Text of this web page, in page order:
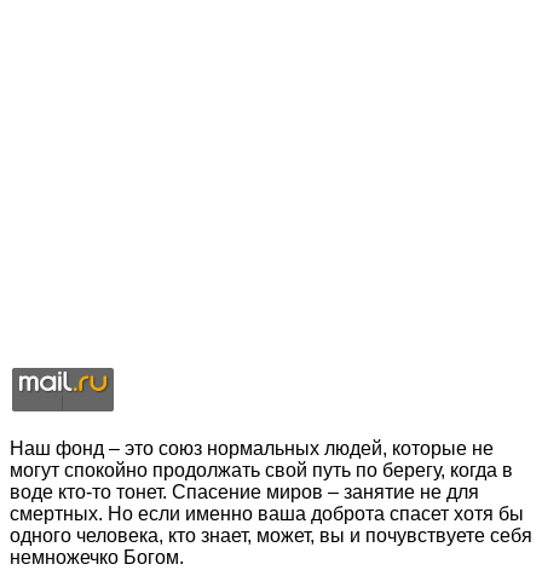
Наш фонд – это союз нормальных людей, которые не
могут спокойно продолжать свой путь по берегу, когда в
воде кто-то тонет. Спасение миров – занятие не для
смертных. Но если именно ваша доброта спасет хотя бы
одного человека, кто знает, может, вы и почувствуете себя
немножечко Богом.